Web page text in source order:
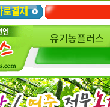
유기농플러스